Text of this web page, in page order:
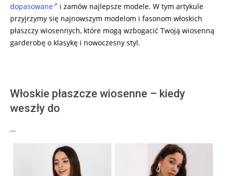
dopasowane
i zamów najlepsze modele. W tym artykule
przyjrzymy się najnowszym modelom i fasonom włoskich
płaszczy wiosennych, które mogą wzbogacić Twoją wiosenną
garderobę o klasykę i nowoczesny styl.
Włoskie płaszcze wiosenne – kiedy
weszły do
…